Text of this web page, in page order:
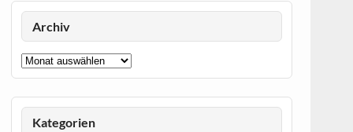
Archiv
Archiv
Kategorien